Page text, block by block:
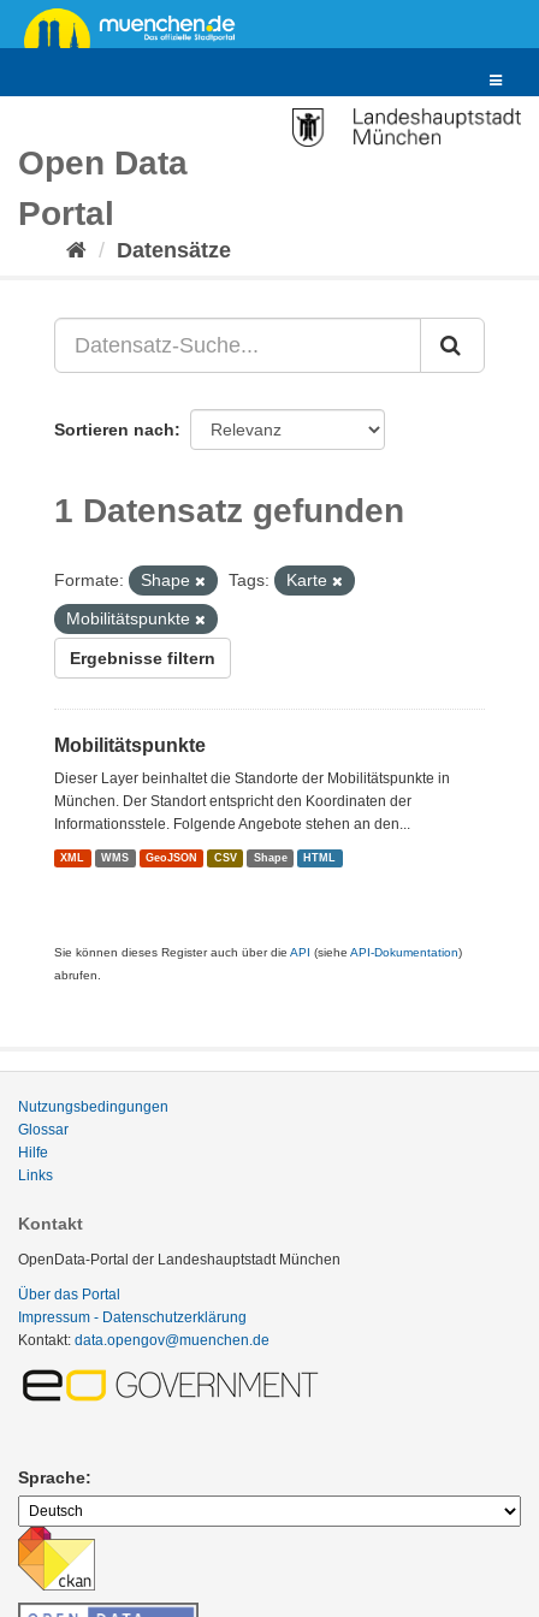
Überspringen
zum
Toggle
Open Data
Portal
Datensätze
Sortieren nach
1 Datensatz gefunden
Formate: Shape Tags:
Karte
Mobilitätspunkte
Ergebnisse filtern
Mobilitätspunkte
Dieser Layer beinhaltet die Standorte der Mobilitätspunkte in
München. Der Standort entspricht den Koordinaten der
Informationsstele. Folgende Angebote stehen an den...
XML WMS GeoJSON CSV Shape HTML
Sie können dieses Register auch über die API (siehe API-Dokumentation)
abrufen.
Nutzungsbedingungen
Glossar
Hilfe
Links
Kontakt
OpenData-Portal der Landeshauptstadt München
Über das Portal
Impressum - Datenschutzerklärung
Kontakt: data.opengov@muenchen.de
Sprache